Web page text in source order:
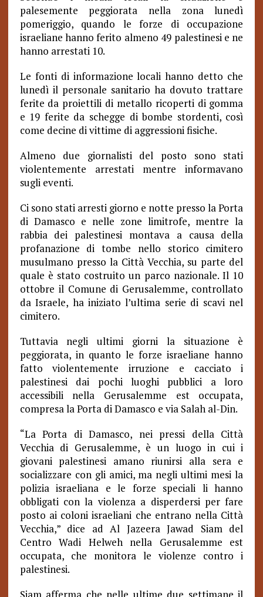
palesemente peggiorata nella zona lunedì
pomeriggio, quando le forze di occupazione
israeliane hanno ferito almeno 49 palestinesi e ne
hanno arrestati 10.
Le fonti di informazione locali hanno detto che
lunedì il personale sanitario ha dovuto trattare
ferite da proiettili di metallo ricoperti di gomma
e 19 ferite da schegge di bombe stordenti, così
come decine di vittime di aggressioni fisiche.
Almeno due giornalisti del posto sono stati
violentemente arrestati mentre informavano
sugli eventi.
Ci sono stati arresti giorno e notte presso la Porta
di Damasco e nelle zone limitrofe, mentre la
rabbia dei palestinesi montava a causa della
profanazione di tombe nello storico cimitero
musulmano presso la Città Vecchia, su parte del
quale è stato costruito un parco nazionale. Il 10
ottobre il Comune di Gerusalemme, controllato
da Israele, ha iniziato l’ultima serie di scavi nel
cimitero.
Tuttavia negli ultimi giorni la situazione è
peggiorata, in quanto le forze israeliane hanno
fatto violentemente irruzione e cacciato i
palestinesi dai pochi luoghi pubblici a loro
accessibili nella Gerusalemme est occupata,
compresa la Porta di Damasco e via Salah al-Din.
“La Porta di Damasco, nei pressi della Città
Vecchia di Gerusalemme, è un luogo in cui i
giovani palestinesi amano riunirsi alla sera e
socializzare con gli amici, ma negli ultimi mesi la
polizia israeliana e le forze speciali li hanno
obbligati con la violenza a disperdersi per fare
posto ai coloni israeliani che entrano nella Città
Vecchia,” dice ad Al Jazeera Jawad Siam del
Centro Wadi Helweh nella Gerusalemme est
occupata, che monitora le violenze contro i
palestinesi.